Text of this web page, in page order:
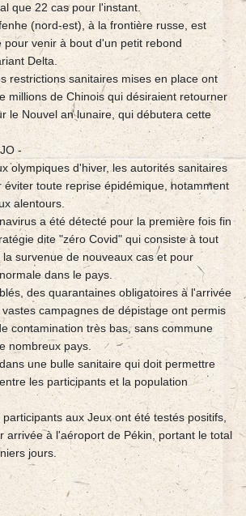
que 22 cas pour l'instant.
(nord-est), à la frontière russe, est
pour venir à bout d'un petit rebond
Delta.
restrictions sanitaires mises en place ont
millions de Chinois qui désiraient retourner
le Nouvel an lunaire, qui débutera cette
-
olympiques d'hiver, les autorités sanitaires
éviter toute reprise épidémique, notamment
alentours.
a été détecté pour la première fois fin
dite "zéro Covid" qui consiste à tout
survenue de nouveaux cas et pour
dans le pays.
des quarantaines obligatoires à l'arrivée
campagnes de dépistage ont permis
contamination très bas, sans commune
nombreux pays.
une bulle sanitaire qui doit permettre
les participants et la population
aux Jeux ont été testés positifs,
arrivée à l'aéroport de Pékin, portant le total
jours.